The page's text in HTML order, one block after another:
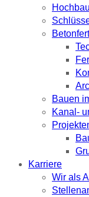
Hochbau
Bauen
Kanal-
Karriere
Wir als